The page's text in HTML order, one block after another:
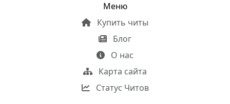
Меню
Купить читы
Блог
О нас
Карта сайта
Статус Читов